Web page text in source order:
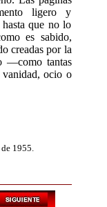
ligero y
que no lo
es sabido,
creadas por la
—como tantas
ocio o
1955.